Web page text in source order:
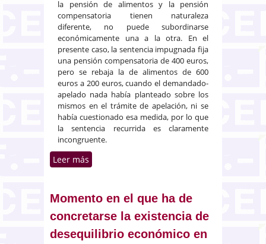
la pensión de alimentos y la pensión
compensatoria tienen naturaleza
diferente, no puede subordinarse
económicamente una a la otra. En el
presente caso, la sentencia impugnada fija
una pensión compensatoria de 400 euros,
pero se rebaja la de alimentos de 600
euros a 200 euros, cuando el demandado-
apelado nada había planteado sobre los
mismos en el trámite de apelación, ni se
había cuestionado esa medida, por lo que
la sentencia recurrida es claramente
incongruente.
Leer más
compensatoria
Momento en el que ha de
concretarse la existencia de
desequilibrio económico en